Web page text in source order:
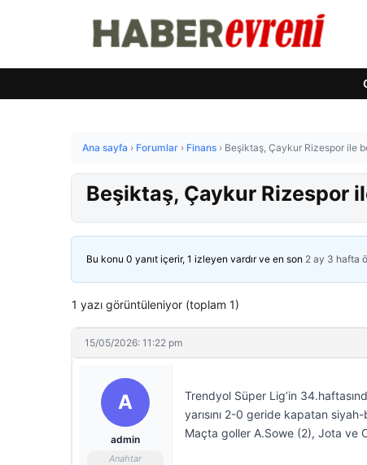
Ana sayfa › Forumlar › Finans › Beşiktaş, Çaykur Rizespor ile
Beşiktaş, Çaykur Rizespor
Bu konu 0 yanıt içerir, 1 izleyen vardır ve en son 2 ay 3 hafta
1 yazı görüntüleniyor (toplam 1)
15/05/2026: 11:22 pm
A
admin
Anahtar
Trendyol Süper Lig’in
yarısını 2-0 geride kapatan
Maçta goller A.Sowe (2), Jota ve